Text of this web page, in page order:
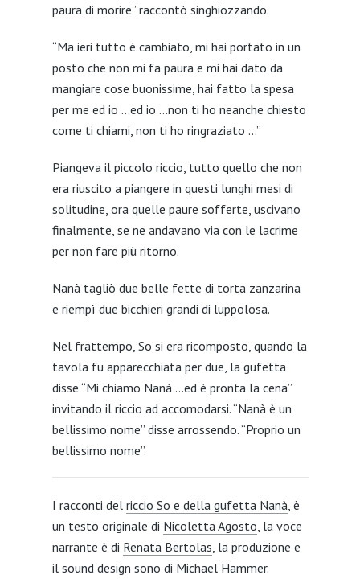
paura di morire” raccontò singhiozzando.
“Ma ieri tutto è cambiato, mi hai portato in un
posto che non mi fa paura e mi hai dato da
mangiare cose buonissime, hai fatto la spesa
per me ed io …ed io …non ti ho neanche chiesto
come ti chiami, non ti ho ringraziato …”
Piangeva il piccolo riccio, tutto quello che non
era riuscito a piangere in questi lunghi mesi di
solitudine, ora quelle paure sofferte, uscivano
finalmente, se ne andavano via con le lacrime
per non fare più ritorno.
Nanà tagliò due belle fette di torta zanzarina
e riempì due bicchieri grandi di luppolosa.
Nel frattempo, So si era ricomposto, quando la
tavola fu apparecchiata per due, la gufetta
disse “Mi chiamo Nanà …ed è pronta la cena”
invitando il riccio ad accomodarsi. “Nanà è un
bellissimo nome” disse arrossendo. “Proprio un
bellissimo nome”.
I racconti del riccio So e della gufetta Nanà, è
un testo originale di Nicoletta Agosto, la voce
narrante è di Renata Bertolas, la produzione e
il sound design sono di Michael Hammer.